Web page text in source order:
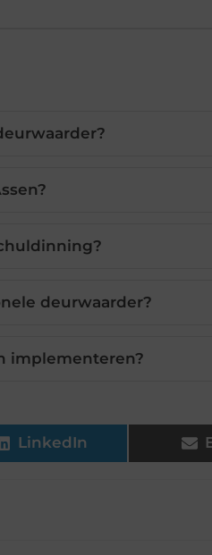
deurwaarder?
implementeren?
LinkedIn